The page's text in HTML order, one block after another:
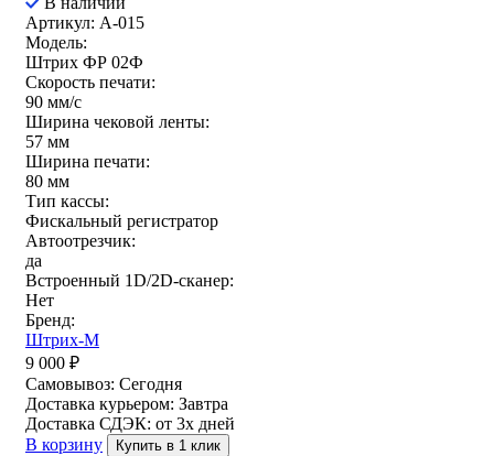
Артикул: A-015
Модель:
Штрих ФР 02Ф
Скорость печати:
90 мм/с
Ширина чековой ленты:
57 мм
Ширина печати:
80 мм
Тип кассы:
Фискальный регистратор
Автоотрезчик:
да
Встроенный 1D/2D-сканер:
Нет
Бренд:
Штрих-М
9 000 ₽
Самовывоз: Сегодня
Доставка курьером: Завтра
Доставка СДЭК: от 3х дней
В корзину
Купить в 1 клик